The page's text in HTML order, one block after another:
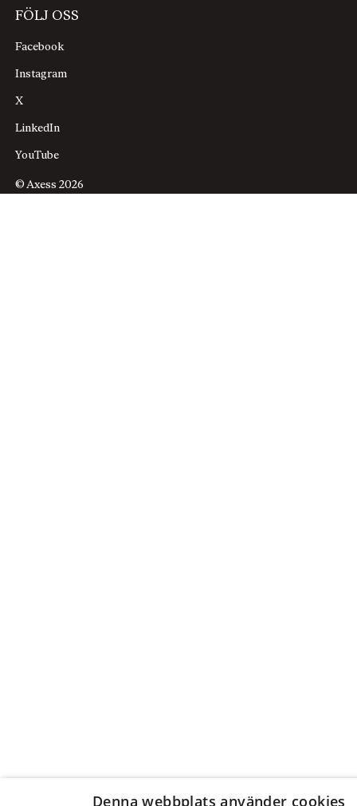
FÖLJ OSS
Facebook
Instagram
X
LinkedIn
YouTube
© Axess 2026
Denna webbplats använder cookies